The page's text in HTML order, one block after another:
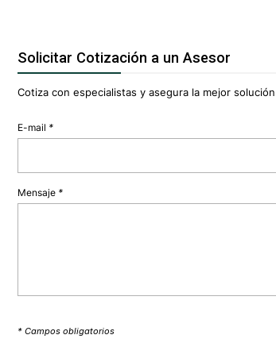
Solicitar Cotización a un Asesor
Cotiza con especialistas y asegura la mejor
E-mail *
Mensaje *
* Campos obligatorios